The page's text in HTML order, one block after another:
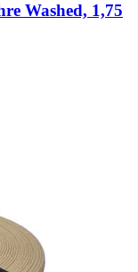
Washed, 1,75